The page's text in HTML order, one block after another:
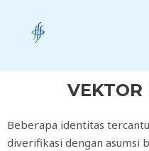
content
VEKTOR
Beberapa identitas
diverifikasi dengan asumsi